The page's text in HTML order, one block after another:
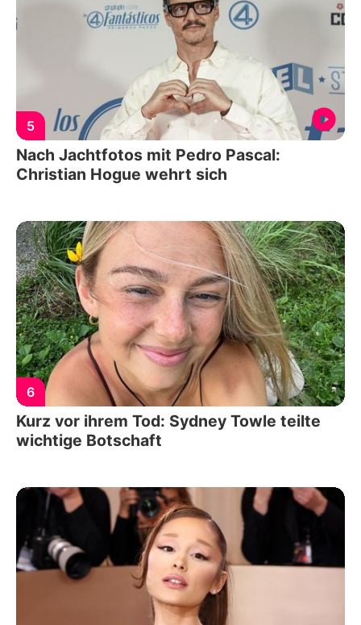
5
Nach Jachtfotos mit Pedro Pascal:
Christian Hogue wehrt sich
6
Kurz vor ihrem Tod: Sydney Towle teilte
wichtige Botschaft